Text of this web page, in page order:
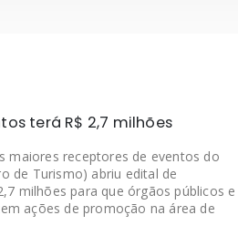
terá R$ 2,7 milhões
maiores receptores de eventos do
de Turismo) abriu edital de
milhões para que órgãos públicos e
ações de promoção na área de